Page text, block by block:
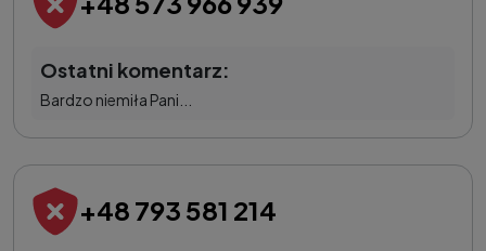
Ostatni komentarz:
Bardzo niemiła Pani...
+48 793 581 214